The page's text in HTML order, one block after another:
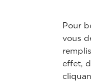
Pour
vous
effet,